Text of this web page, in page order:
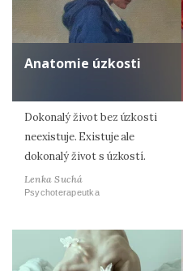
Anatomie úzkosti
Dokonalý život bez úzkosti
neexistuje. Existuje ale
dokonalý život s úzkostí.
Lenka Suchá
Psychoterapeutka